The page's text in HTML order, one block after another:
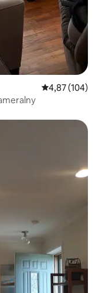
Średnia
4,87 (104)